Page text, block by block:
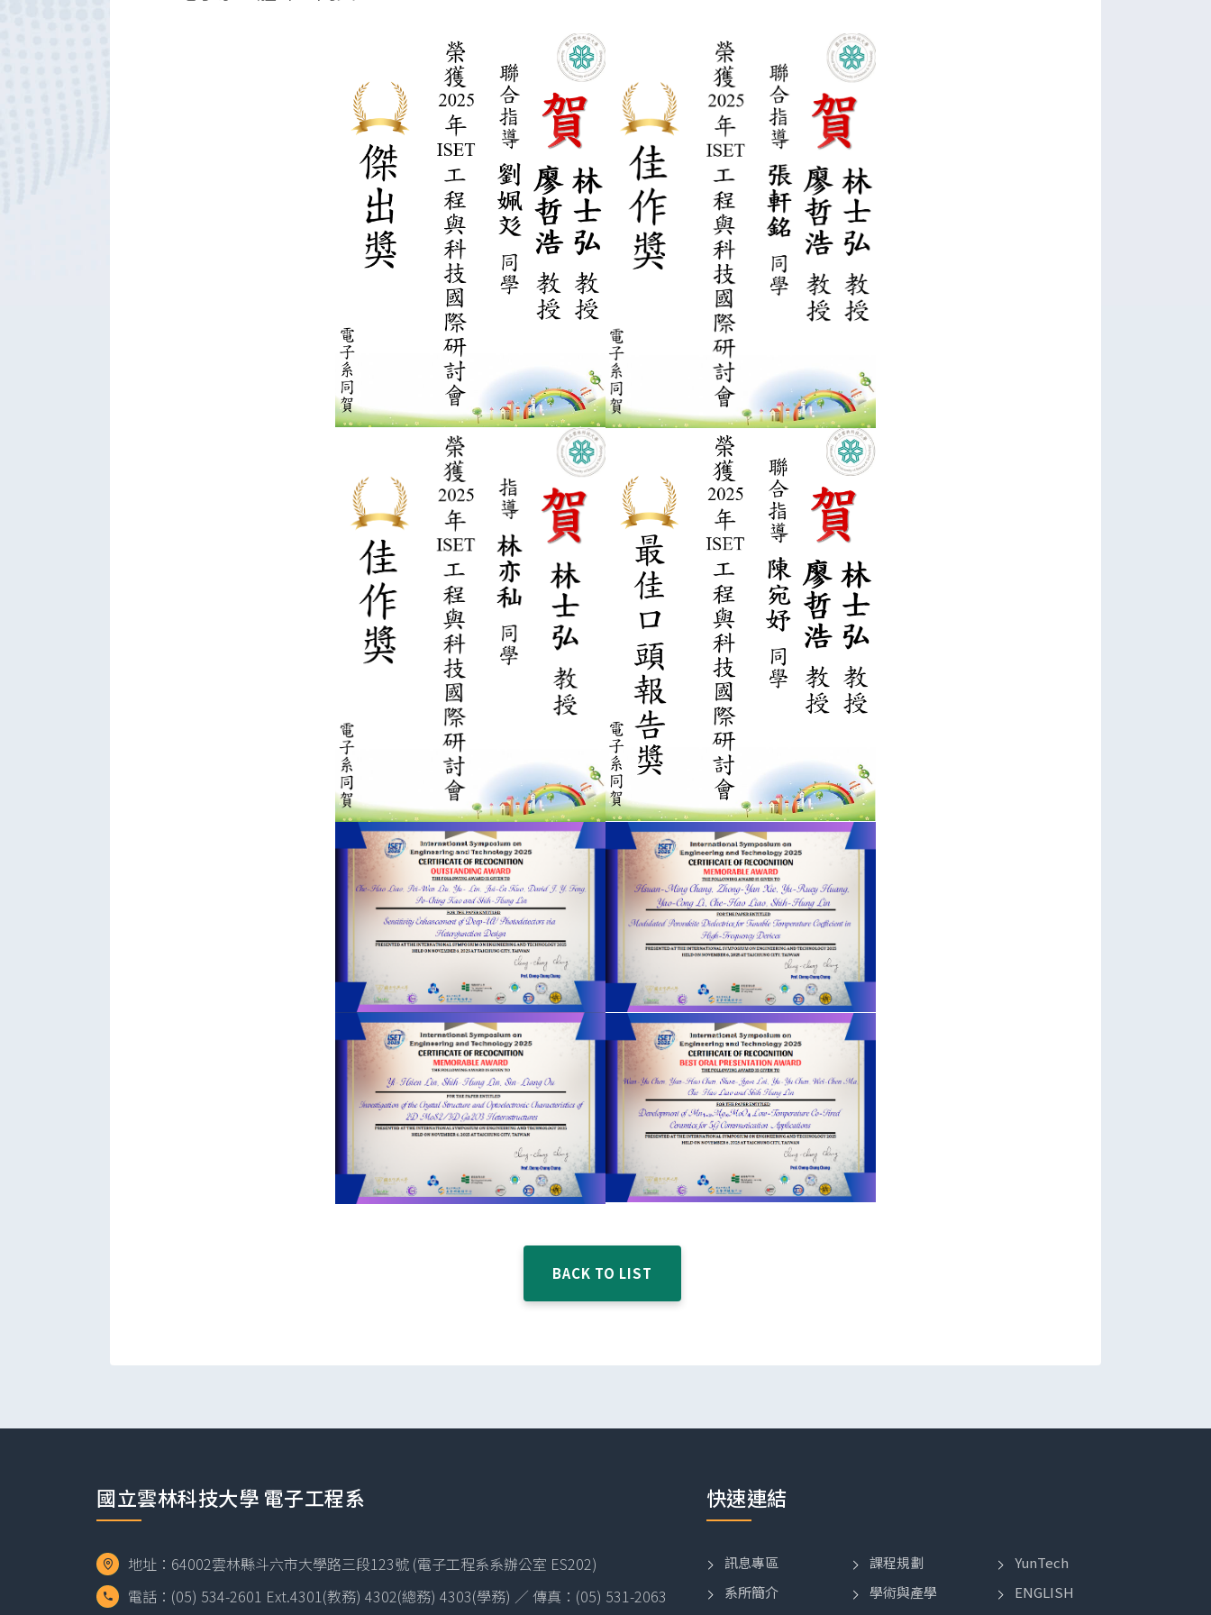
BACK TO LIST
國立雲林科技大學 電子工程系
地址：64002雲林縣斗六市大學路三段123號 (電子工程系系辦公室 ES202)
電話：(05) 534-2601 Ext.4301(教務) 4302(總務) 4303(學務) ／ 傳真：(05) 531-2063
快速連結
訊息專區
系所簡介
課程規劃
學術與產學
YunTech
ENGLISH